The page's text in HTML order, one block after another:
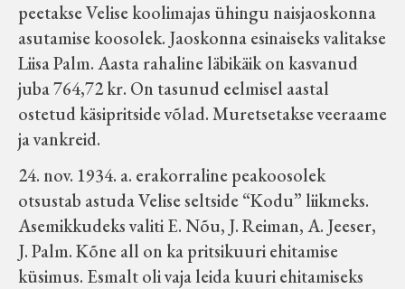
peetakse Velise koolimajas ühingu naisjaoskonna
asutamise koosolek. Jaoskonna esinaiseks valitakse
Liisa Palm. Aasta rahaline läbikäik on kasvanud
juba 764,72 kr. On tasunud eelmisel aastal
ostetud käsipritside võlad. Muretsetakse veeraame
ja vankreid.
24. nov. 1934. a. erakorraline peakoosolek
otsustab astuda Velise seltside “Kodu” liikmeks.
Asemikkudeks valiti E. Nõu, J. Reiman, A. Jeeser,
J. Palm. Kõne all on ka pritsikuuri ehitamise
küsimus. Esmalt oli vaja leida kuuri ehitamiseks